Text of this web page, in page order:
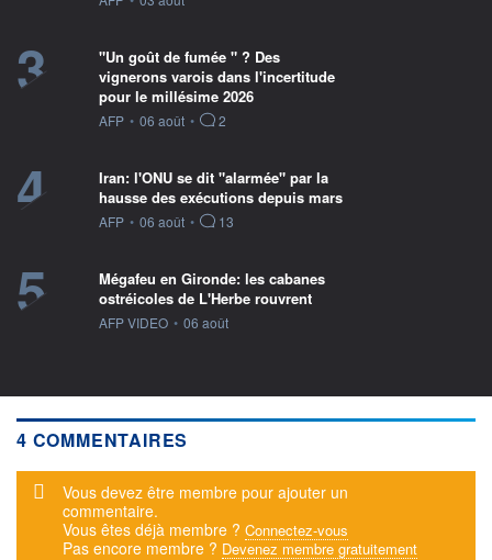
3
"Un goût de fumée " ? Des
vignerons varois dans l'incertitude
pour le millésime 2026
information fournie par
AFP • 06 août • 2
4
Iran: l'ONU se dit "alarmée" par la
hausse des exécutions depuis mars
information fournie par
AFP • 06 août • 13
5
Mégafeu en Gironde: les cabanes
ostréicoles de L'Herbe rouvrent
information fournie par
AFP VIDEO • 06 août
4 COMMENTAIRES
Message d'alerte
Vous devez être membre pour ajouter un
commentaire.
Vous êtes déjà membre ? Connectez-vous
Pas encore membre ? Devenez membre gratuitement